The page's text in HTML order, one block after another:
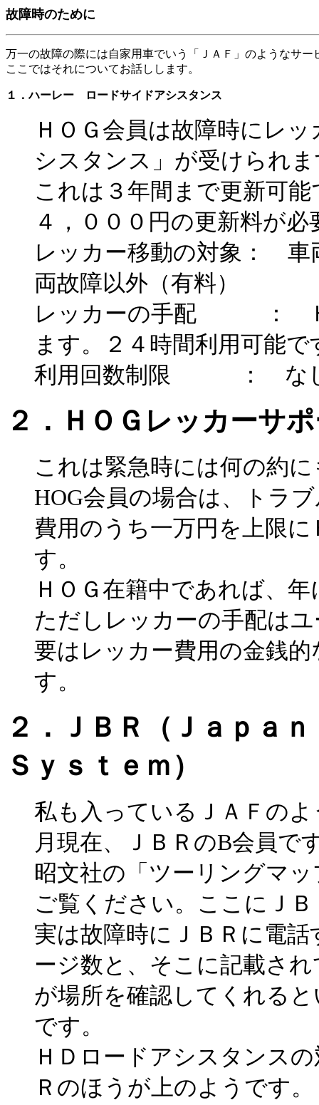
故障時のために
万一の故障の際には自家用車でいう「ＪＡＦ」のようなサ
ここではそれについてお話しします。
１．ハーレー ロードサイドアシスタンス
ＨＯＧ会員は故障時にレ
シスタンス」が受けられ
これは３年間まで更新可
４，０００円の更新料が必
レッカー移動の対象： 車
両故障以外（有料）
レッカーの手配 ： Ｈ
ます。２４時間利用可能で
利用回数制限 ： な
２．ＨＯＧレッカーサ
これは緊急時には何の約
HOG会員の場合は、トラ
費用のうち一万円を上限
す。
ＨＯＧ在籍中であれば、
ただしレッカーの手配は
要はレッカー費用の金銭
す。
２．ＪＢＲ（Ｊａｐ
Ｓｙｓｔｅｍ）
私も入っているＪＡＦの
月現在、ＪＢＲのB会員で
昭文社の「ツーリングマ
ご覧ください。ここにＪ
実は故障時にＪＢＲに電
ージ数と、そこに記載さ
が場所を確認してくれる
です。
ＨＤロードアシスタンス
Ｒのほうが上のようです